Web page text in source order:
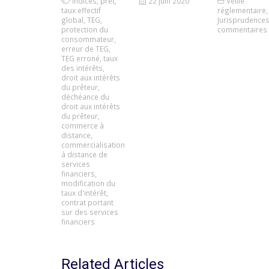
taux effectif
global TEG
protection du
consommateur
erreur de TEG
TEG erroné taux
des intérêts
droit aux intérêts
du prêteur
déchéance du
droit aux intérêts
du prêteur
commerce à
distance
commercialisation
à distance de
services
financiers
modification du
taux d'intérêt
contrat portant
sur des services
financiers
réglementaire
commentaires
Related Articles